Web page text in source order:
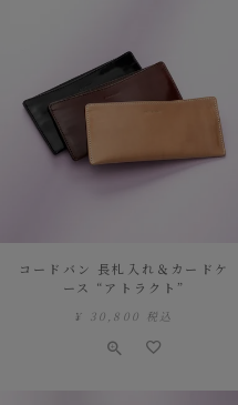
コードバン 長札入れ＆カードケ
ース “アトラクト”
¥ 30,800 税込